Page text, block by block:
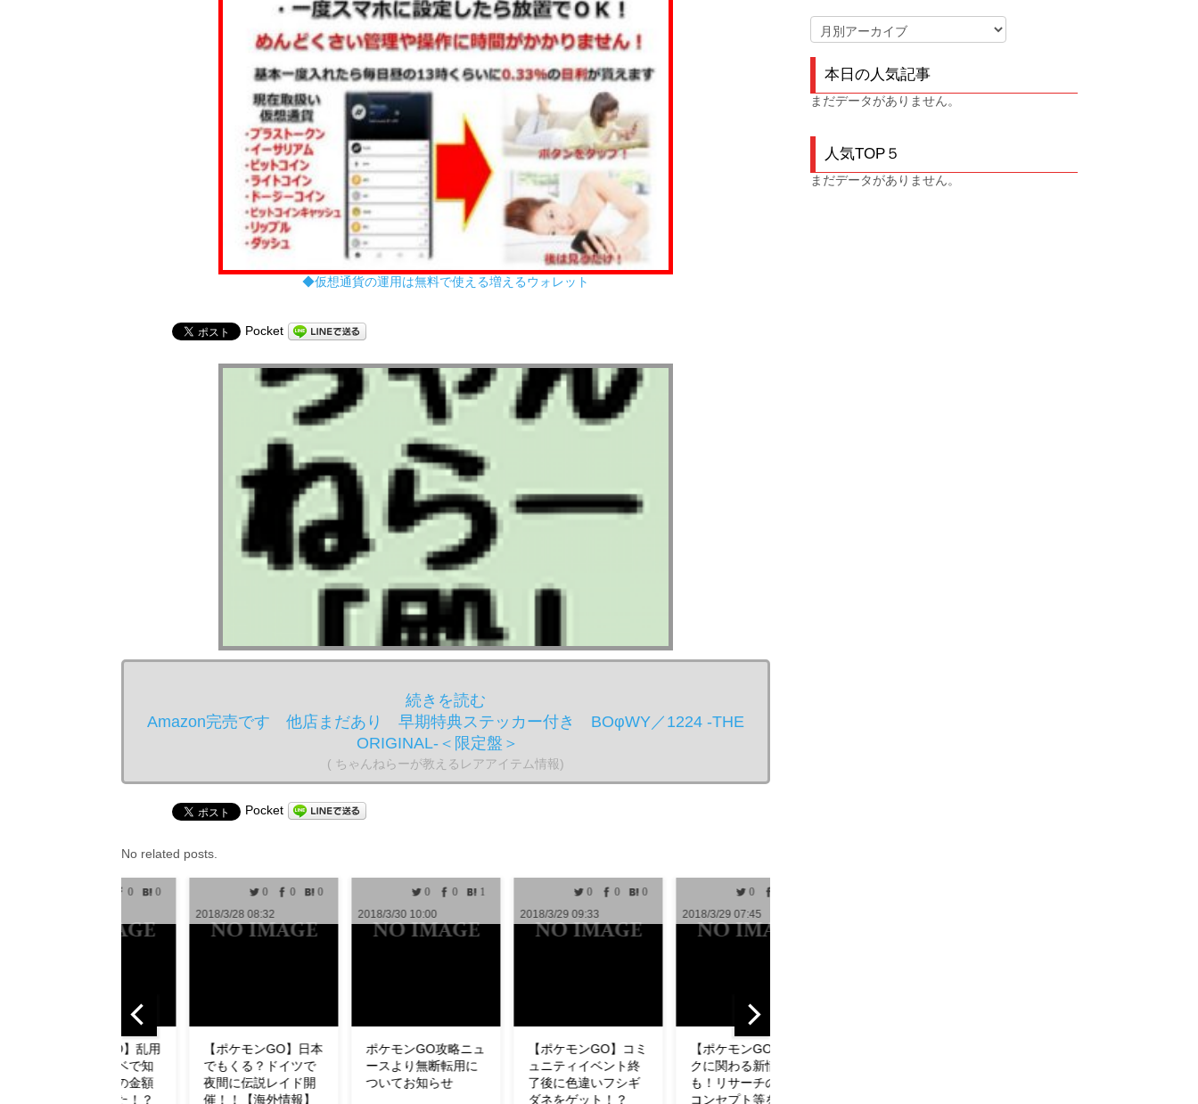
◆仮想通貨の運用は無料で使える増えるウォレット
Pocket
続きを読む
Amazon完売です 他店まだあり 早期特典ステッカー付き BOφWY／1224 -THE
ORIGINAL-＜限定盤＞
( ちゃんねらーが教えるレアアイテム情報)
Pocket
No related posts.
0 0
2018/3/30 10:00
ポケモンGO攻略ニュ
ースより無断転用に
ついてお知らせ
0 0
2018/3/29 09:33
【ポケモンGO】コミ
ュニティイベント終
了後に色違いフシギ
0 0
2018/3/29 07:45
【ポケモンGO】タス
クに関わる新情報
も！リサーチの設計
コンセプト等を公式
0
2018/3/29 04:33
【ポケモンGO】追加
わざも判明！ミュウ
の特徴やわざ構成な
ど紹介！【リサー
0 0
【ポケモンGO】日本
でもくる？ドイツで
夜間に伝説レイド開
催！！【海外情報】
本日の人気記事
まだデータがありません。
人気TOP５
まだデータがありません。